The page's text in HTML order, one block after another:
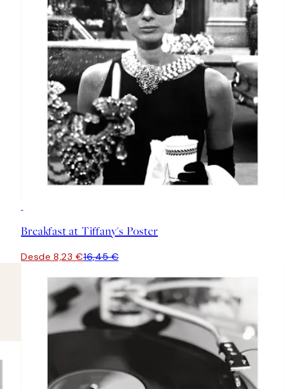
Breakfast at Tiffany's Poster
Desde 8,23 €16,45 €